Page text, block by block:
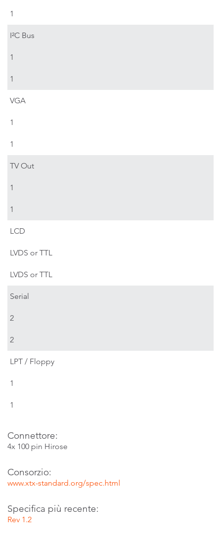
1
I²C Bus
1
1
VGA
1
1
TV Out
1
1
LCD
LVDS or TTL
LVDS or TTL
Serial
2
2
LPT / Floppy
1
1
Connettore:
4x 100 pin Hirose
Consorzio:
www.xtx-standard.org/spec.html
Specifica più recente:
Rev 1.2